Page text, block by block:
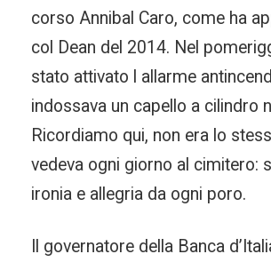
corso Annibal Caro, come ha
col Dean del 2014. Nel
stato attivato l allarme
indossava un capello a cilindro
Ricordiamo qui, non era lo
vedeva ogni giorno al cimitero:
ironia e allegria da ogni poro.
Il governatore della Banca